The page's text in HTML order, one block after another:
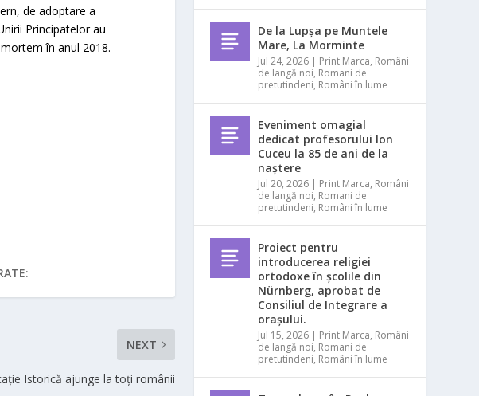
de adoptare a
Principatelor au
în anul 2018.
NEXT
Istorică ajunge la toți românii
De la Lupșa pe Muntele
Mare, La Morminte
Jul 24, 2026 | Print Marca, Români
de langă noi, Romani de
pretutindeni, Români în lume
Eveniment omagial
dedicat profesorului Ion
Cuceu la 85 de ani de la
naștere
Jul 20, 2026 | Print Marca, Români
de langă noi, Romani de
pretutindeni, Români în lume
Proiect pentru
introducerea religiei
ortodoxe în școlile din
Nürnberg, aprobat de
Consiliul de Integrare a
orașului.
Jul 15, 2026 | Print Marca, Români
de langă noi, Romani de
pretutindeni, Români în lume